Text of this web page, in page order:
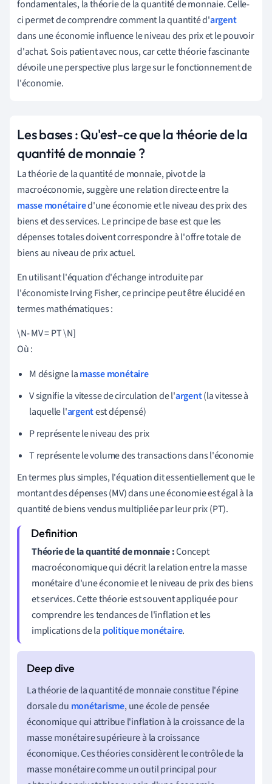
fondamentales, la théorie de la quantité de monnaie. Celle-
ci permet de comprendre comment la quantité d'argent
dans une économie influence le niveau des prix et le pouvoir
d'achat. Sois patient avec nous, car cette théorie fascinante
dévoile une perspective plus large sur le fonctionnement de
l'économie.
Les bases : Qu'est-ce que la théorie de la
quantité de monnaie ?
La théorie de la quantité de monnaie, pivot de la
macroéconomie, suggère une relation directe entre la
masse monétaired'une économie et le niveau des prix des
biens et des services. Le principe de base est que les
dépenses totales doivent correspondre à l'offre totale de
biens au niveau de prix actuel.
En utilisant l'équation d'échange introduite par
l'économiste Irving Fisher, ce principe peut être élucidé en
termes mathématiques :
\N- MV = PT \N]
Où :
M désigne lamasse monétaire
V signifie la vitesse de circulation de l'argent(la vitesse à
laquelle l'argentest dépensé)
P représente le niveau des prix
T représente le volume des transactions dans l'économie
En termes plus simples, l'équation dit essentiellement que le
montant des dépenses (MV) dans une économie est égal à la
quantité de biens vendus multipliée par leur prix (PT).
Théorie de la quantité de monnaie :Concept
macroéconomique qui décrit la relation entre la masse
monétaire d'une économie et le niveau de prix des biens
et services. Cette théorie est souvent appliquée pour
comprendre les tendances de l'inflation et les
implications de la politique monétaire.
La théorie de la quantité de monnaie constitue l'épine
dorsale du monétarisme, une école de pensée
économique qui attribue l'inflation à la croissance de la
masse monétaire supérieure à la croissance
économique. Ces théories considèrent le contrôle de la
masse monétaire comme un outil principal pour